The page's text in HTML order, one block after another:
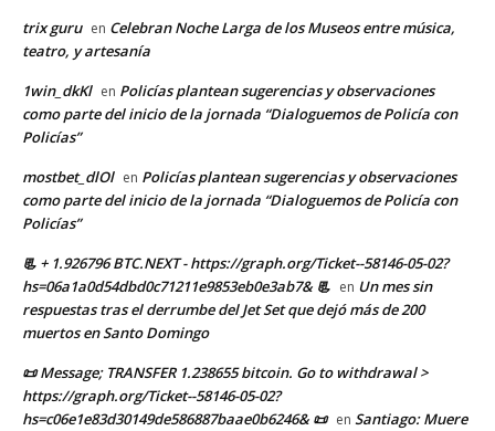
trix guru en Celebran Noche Larga de los Museos entre música,
teatro, y artesanía
1win_dkKl en Policías plantean sugerencias y observaciones
como parte del inicio de la jornada “Dialoguemos de Policía con
Policías”
mostbet_dlOl en Policías plantean sugerencias y observaciones
como parte del inicio de la jornada “Dialoguemos de Policía con
Policías”
📃 + 1.926796 BTC.NEXT - https://graph.org/Ticket--58146-05-02?
hs=06a1a0d54dbd0c71211e9853eb0e3ab7& 📃 en Un mes sin
respuestas tras el derrumbe del Jet Set que dejó más de 200
muertos en Santo Domingo
📜 Message; TRANSFER 1.238655 bitcoin. Go to withdrawal >
https://graph.org/Ticket--58146-05-02?
hs=c06e1e83d30149de586887baae0b6246& 📜 en Santiago: Muere